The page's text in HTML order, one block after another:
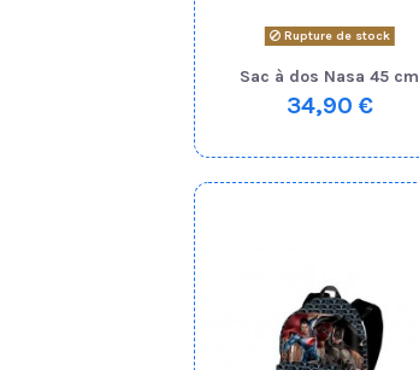
Rupture de stock
Sac à dos Nasa 45 cm
34,90 €